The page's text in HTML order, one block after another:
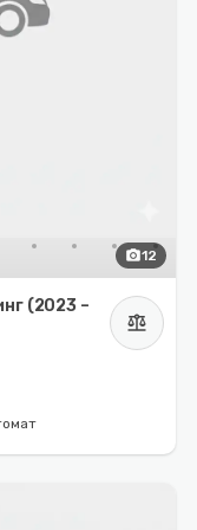
photo_camera12
(2023 –
balance